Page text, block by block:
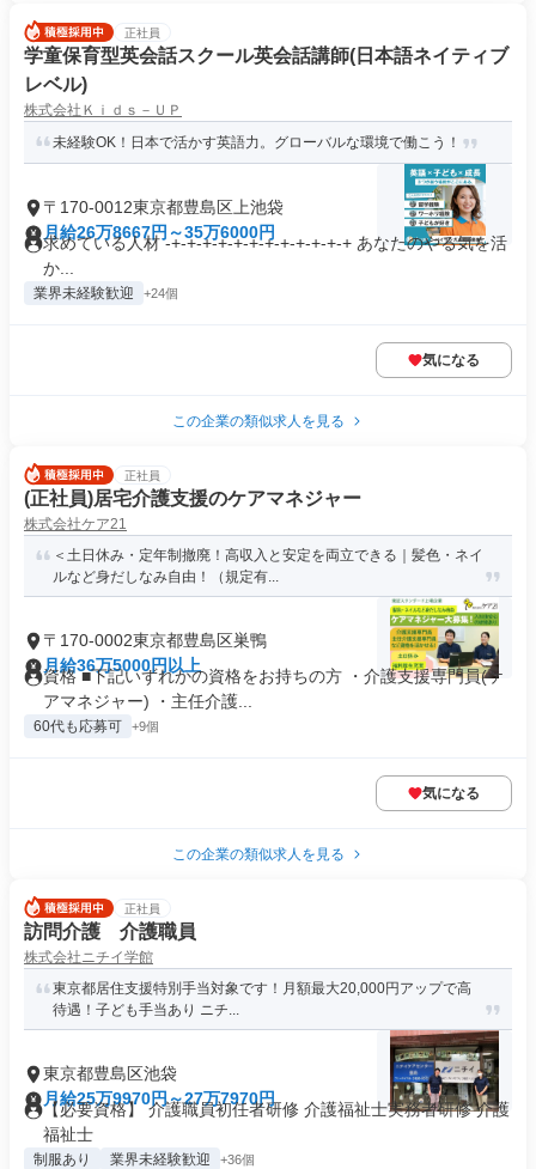
正社員
学童保育型英会話スクール英会話講師(日本語ネイティブ
レベル)
株式会社Ｋｉｄｓ－ＵＰ
未経験OK！日本で活かす英語力。グローバルな環境で働こう！
〒170-0012東京都豊島区上池袋
月給26万8667円～35万6000円
求めている人材 -+-+-+-+-+-+-+-+-+-+-+-+ あなたのやる気を活
か...
業界未経験歓迎 +24個
気になる
この企業の類似求人を見る
正社員
(正社員)居宅介護支援のケアマネジャー
株式会社ケア21
＜土日休み・定年制撤廃！高収入と安定を両立できる｜髪色・ネイ
ルなど身だしなみ自由！（規定有...
〒170-0002東京都豊島区巣鴨
月給36万5000円以上
資格 ■下記いずれかの資格をお持ちの方 ・介護支援専門員(ケ
アマネジャー) ・主任介護...
60代も応募可 +9個
気になる
この企業の類似求人を見る
正社員
訪問介護 介護職員
株式会社ニチイ学館
東京都居住支援特別手当対象です！月額最大20,000円アップで高
待遇！子ども手当あり ニチ...
東京都豊島区池袋
月給25万9970円～27万7970円
【必要資格】 介護職員初任者研修 介護福祉士実務者研修 介護
福祉士
制服あり 業界未経験歓迎 +36個